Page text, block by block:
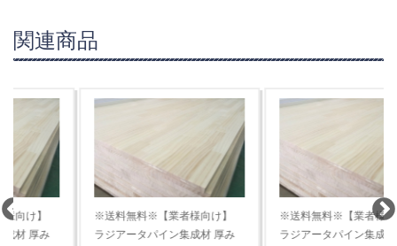
関連商品
※送料無料※【業者様向け】
ラジアータパイン集成材 厚み
※送料無料※【業者様向け】
ラジアータパイン集成材 厚み